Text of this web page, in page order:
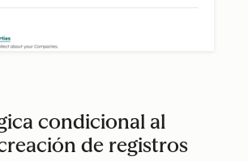
condicional al
de registros